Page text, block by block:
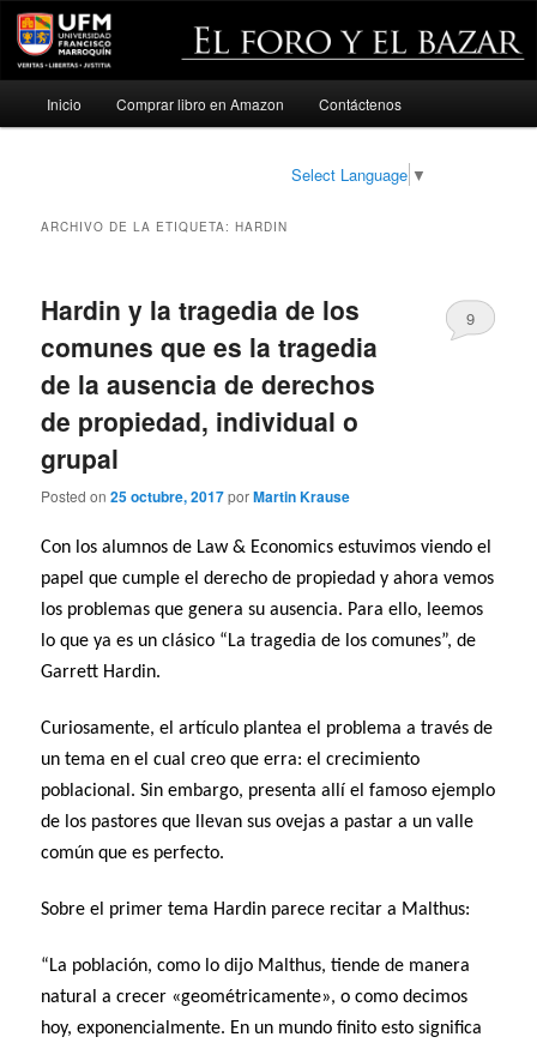
Ir
Ir
Inicio Comprar libro en Amazon Contáctenos
Select Language ▼
ARCHIVO DE LA ETIQUETA:HARDIN
Hardin y la tragedia de los
comunes que es la tragedia
de la ausencia de derechos
de propiedad, individual o
grupal
Posted on25 octubre, 2017porMartin Krause
9
Con los alumnos de Law & Economics estuvimos viendo el
papel que cumple el derecho de propiedad y ahora vemos
los problemas que genera su ausencia. Para ello, leemos
lo que ya es un clásico “La tragedia de los comunes”, de
Garrett Hardin.
Curiosamente, el artículo plantea el problema a través de
un tema en el cual creo que erra: el crecimiento
poblacional. Sin embargo, presenta allí el famoso ejemplo
de los pastores que llevan sus ovejas a pastar a un valle
común que es perfecto.
Sobre el primer tema Hardin parece recitar a Malthus:
“La población, como lo dijo Malthus, tiende de manera
natural a crecer «geométricamente», o como decimos
hoy, exponencialmente. En un mundo finito esto significa